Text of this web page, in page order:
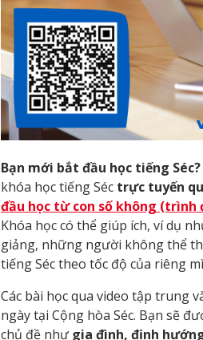
Bạn mới bắt đầu học tiếng Séc?
khóa học tiếng Séc trực tuyến
đầu học từ con số không (trình
Khóa học có thể giúp ích, ví dụ
giảng, những người không thể
tiếng Séc theo tốc độ của riêng
Các bài học qua video tập trung
ngày tại Cộng hòa Séc. Bạn sẽ
chủ đề như gia đình, định